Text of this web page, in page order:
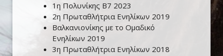
1η Πολυνίκης Β7 2023
2η Πρωταθλήτρια Ενηλίκων 2019
Βαλκανιονίκης με το Ομαδικό
Ενηλίκων 2019
3η Πρωταθλήτρια Ενηλίκων 2018